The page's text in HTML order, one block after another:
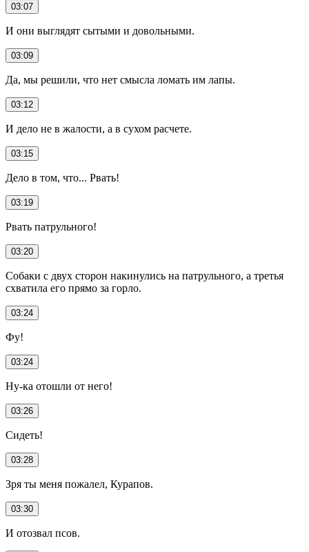
03:07
И они выглядят сытыми и довольными.
03:09
Да, мы решили, что нет смысла ломать им лапы.
03:12
И дело не в жалости, а в сухом расчете.
03:15
Дело в том, что... Рвать!
03:19
Рвать патрульного!
03:20
Собаки с двух сторон накинулись на патрульного, а третья
схватила его прямо за горло.
03:24
Фу!
03:24
Ну-ка отошли от него!
03:26
Сидеть!
03:28
Зря ты меня пожалел, Курапов.
03:30
И отозвал псов.